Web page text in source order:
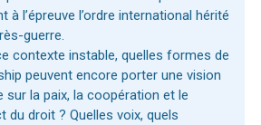
à l’épreuve l’ordre international hérité
guerre.
contexte instable, quelles formes de
peuvent encore porter une vision
sur la paix, la coopération et le
du droit ? Quelles voix, quels